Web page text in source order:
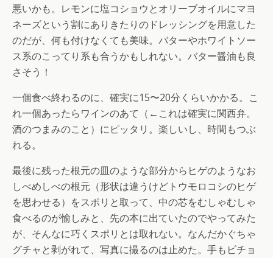
悪いかも。レモンに塩コショウとオリーブオイルにマヨ
ネーズという割にありきたりのドレッシングを用意した
のだが、何も付けなくても美味。バターやホワイトソー
ス系のこってり系も合うかもしれない。バター醤油も良
さそう！
一個食べ終わるのに、確実に15〜20分くらいかかる。こ
れ一個あったらワインのあて（←これは確実に関西弁。
酒のつまみのこと）にピッタリ。楽しいし、時間もつぶ
れる。
最後に残った根元の皿のような部分からヒゲのようなお
しべめしべの根元（形状は違うけどトウモロコシのヒゲ
を思わせる）をスポリと取って、中の芯をむしゃむしゃ
食べるのが愉しみと、先の本に出ていたのでやってみた
が、そんなに巧くスポリとは取れない。なんだかぐちゃ
グチャと剥がれて、写真に撮るのは止めた。手もビチョ